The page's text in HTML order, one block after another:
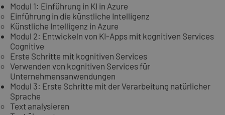
Modul 1: Einführung in KI in Azure
Einführung in die künstliche Intelligenz
Künstliche Intelligenz in Azure
Modul 2: Entwickeln von KI-Apps mit kognitiven Services
Cognitive
Erste Schritte mit kognitiven Services
Verwenden von kognitiven Services für
Unternehmensanwendungen
Modul 3: Erste Schritte mit der Verarbeitung natürlicher
Sprache
Text analysieren